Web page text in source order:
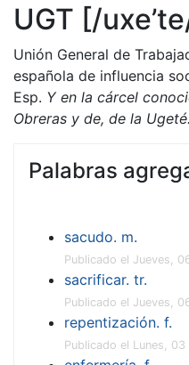
UGT [/
Unión General de
española de influencia
Esp. Y en la cárcel
Obreras y de, de la Ugeté.
Palabras
sacudo. m.
Publicado el Jueves,
sacrificar. tr.
Publicado el Jueves,
repentización. f.
Publicado el Lunes,